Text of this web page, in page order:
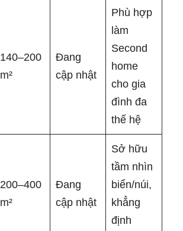
140–200
m²
Đang
cập nhật
Phù hợp
làm
Second
home
cho gia
đình đa
thế hệ
200–400
m²
Đang
cập nhật
Sở hữu
tầm nhìn
biển/núi,
khẳng
định